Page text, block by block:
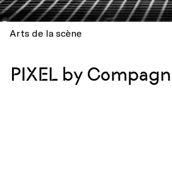
Arts de la scène
PIXEL by